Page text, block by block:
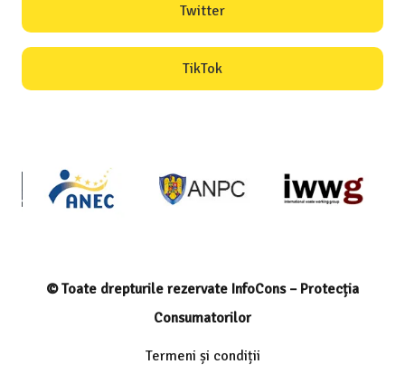
Twitter
TikTok
© Toate drepturile rezervate InfoCons – Protecția
Consumatorilor
Termeni și condiții